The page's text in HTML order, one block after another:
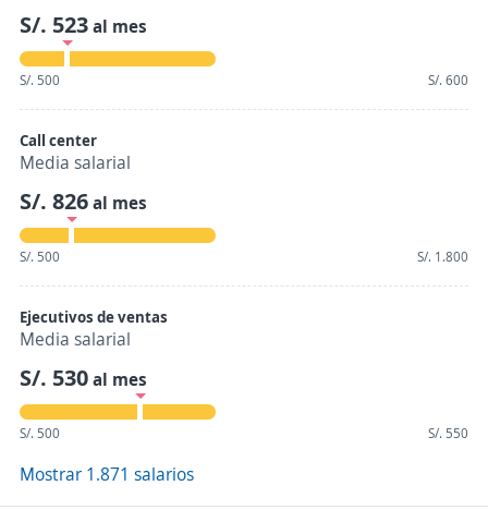
S/. 523al mes
S/. 500 S/. 600
Call center
Media salarial
S/. 826al mes
S/. 500 S/. 1.800
Ejecutivos de ventas
Media salarial
S/. 530al mes
S/. 500 S/. 550
Mostrar 1.871 salarios